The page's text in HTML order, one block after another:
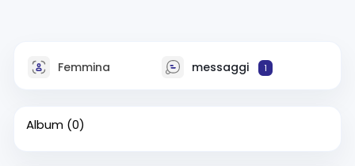
Femmina messaggi 1
Album (0)